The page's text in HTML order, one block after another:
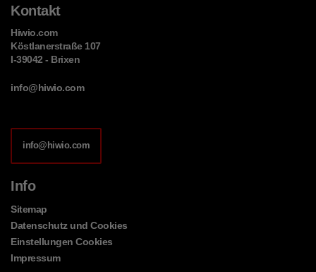
Kontakt
Hiwio.com
Köstlanerstraße 107
I-39042 - Brixen
info@hiwio.com
info@hiwio.com
Info
Sitemap
Datenschutz und Cookies
Einstellungen Cookies
Impressum